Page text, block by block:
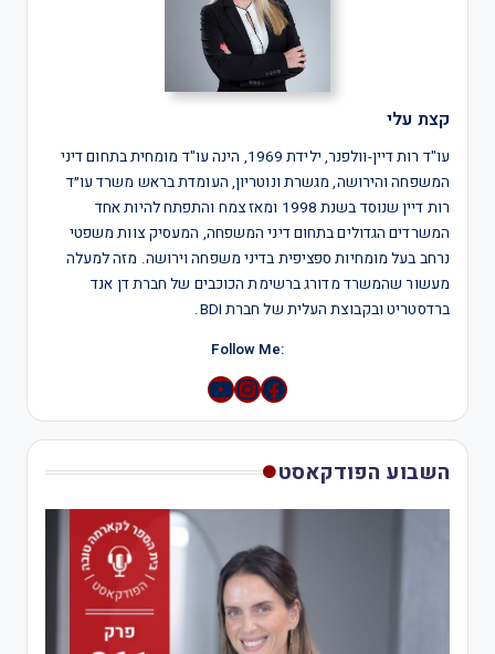
קצת עלי
עו"ד רות דיין-וולפנר, ילידת 1969, הינה עו"ד מומחית בתחום דיני
המשפחה והירושה, מגשרת ונוטריון, העומדת בראש משרד עו״ד
רות דיין שנוסד בשנת 1998 ומאז צמח והתפתח להיות אחד
המשרדים הגדולים בתחום דיני המשפחה, המעסיק צוות משפטי
נרחב בעל מומחיות ספציפית בדיני משפחה וירושה. מזה למעלה
מעשור שהמשרד מדורג ברשימת הכוכבים של חברת דן אנד
ברדסטריט ובקבוצת העלית של חברת BDI.
:Follow Me
Instagram
YouTube
השבוע הפודקאסט